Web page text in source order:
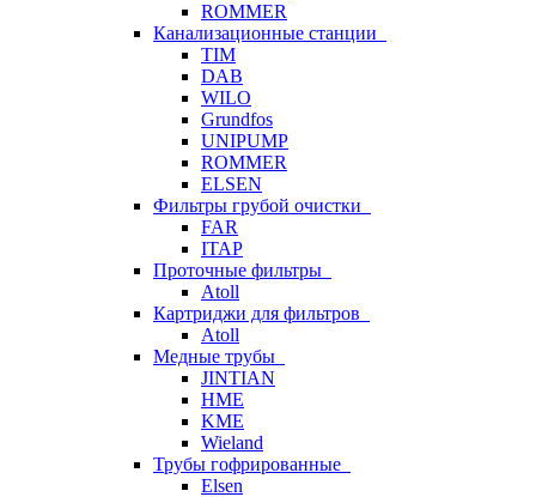
ROMMER
Канализационные станции
TIM
DAB
WILO
Grundfos
UNIPUMP
ROMMER
ELSEN
Фильтры грубой очистки
FAR
ITAP
Проточные фильтры
Atoll
Картриджи для фильтров
Atoll
Медные трубы
JINTIAN
HME
KME
Wieland
Трубы гофрированные
Elsen